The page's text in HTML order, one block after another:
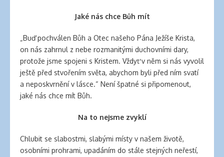
Jaké nás chce Bůh mít
„Buď pochválen Bůh a Otec našeho Pána Ježíše Krista,
on nás zahrnul z nebe rozmanitými duchovními dary,
protože jsme spojeni s Kristem. Vždyť v něm si nás vyvolil
ještě před stvořením světa, abychom byli před ním svatí
a neposkvrnění v lásce.“ Není špatné si připomenout,
jaké nás chce mít Bůh.
Na to nejsme zvyklí
Chlubit se slabostmi, slabými místy v našem životě,
osobními prohrami, upadáním do stále stejných neřestí,